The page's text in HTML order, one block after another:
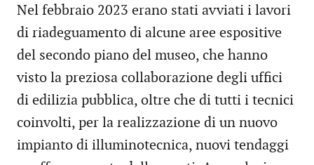
Nel febbraio 2023 erano stati avviati i lavori
di riadeguamento di alcune aree espositive
del secondo piano del museo, che hanno
visto la preziosa collaborazione degli uffici
di edilizia pubblica, oltre che di tutti i tecnici
coinvolti, per la realizzazione di un nuovo
impianto di illuminotecnica, nuovi tendaggi